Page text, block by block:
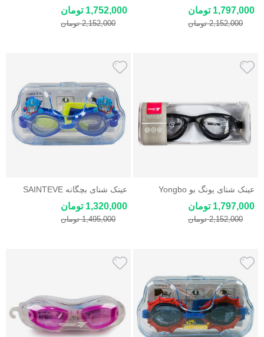
Yongbo ضدبخار، ضدخش، ضد
یووی
1,797,000 تومان
2,152,000 تومان
ضدبخار، ضدخش، ضد یووی
1,752,000 تومان
2,152,000 تومان
عینک شنای یونگ بو Yongbo
ضدبخار، ضدخش، ضد یووی
1,797,000 تومان
2,152,000 تومان
عینک شنای بچگانه SAINTEVE
طرح فانتزی
1,320,000 تومان
1,495,000 تومان